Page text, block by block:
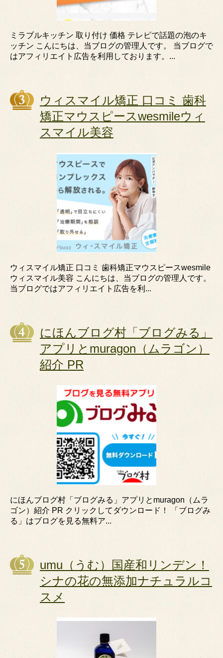
ミラブルキッチン 取り付け 価格 テレビで話題の泡のキ
ッチン こんにちは、当ブログの管理人です。 当ブログで
はアフィリエイト広告を利用しております。...
ウィスマイル矯正 口コミ 歯科
矯正マウスピースwesmileウィ
スマイル美容
ウィスマイル矯正 口コミ 歯科矯正マウスピースwesmile
ウィスマイル美容 こんにちは、当ブログの管理人です。
当ブログではアフィリエイト広告を利...
にほんブログ村「ブログみる」
アプリとmuragon（ムラゴン）
紹介 PR
にほんブログ村「ブログみる」アプリとmuragon（ムラ
ゴン）紹介 PR クリックしてダウンロード！ 「ブログみ
る」はブログを見る無料ア...
umu（うむ）国産和リンデン！
シナの花の無添加ナチュラルコ
スメ